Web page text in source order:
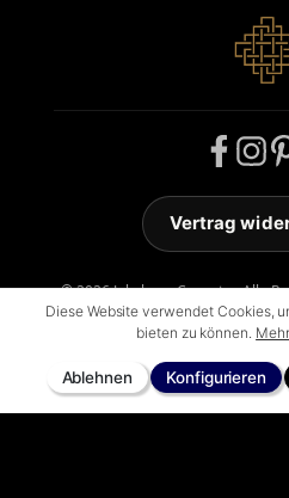
© 2026 Jakobson Carpets - Alle
Vertrag
Diese Website verwendet Cookies,
bieten zu können.
Ablehnen Konfigurieren